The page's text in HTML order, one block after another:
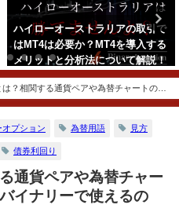
ハイローオーストラリアで得た
益の税金対象について！バレな
い？それとも確定申告する必要
あるのか？
は？相関する通貨ペアや為替チャートの見
プション 為替用語 見方
債券利回り
通貨ペアや為替チャー
イナリーで使えるの